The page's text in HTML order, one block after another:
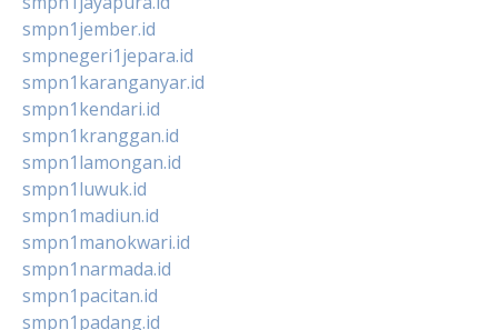
smpn1jember.id
smpnegeri1jepara.id
smpn1karanganyar.id
smpn1kendari.id
smpn1kranggan.id
smpn1lamongan.id
smpn1luwuk.id
smpn1madiun.id
smpn1manokwari.id
smpn1narmada.id
smpn1pacitan.id
smpn1padang.id